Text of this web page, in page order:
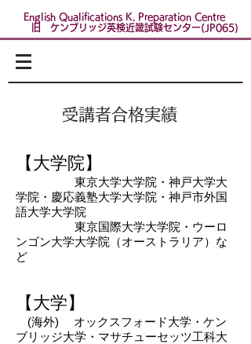
English Qualifications K. Preparation Centre
旧 ケンブリッジ英検近畿試験センター(JP065)
​ 受講者合格実績
【大学院】
東京大学大学院・神戸大学大
学院・慶応義塾大学大学院・神戸市外国
語大学大学院
東京国際大学大学院・ウーロ
ンゴン大学大学院（オーストラリア）な
ど
【大学】
(海外) オックスフォード大学・ケン
ブリッジ大学・マサチューセッツ工科大